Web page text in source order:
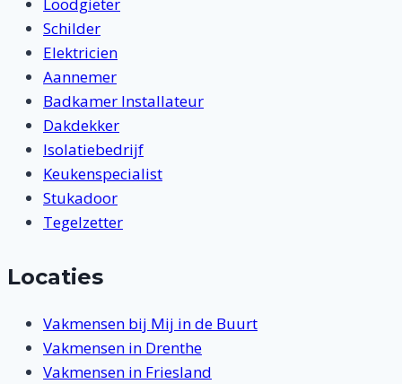
Loodgieter
Schilder
Elektricien
Aannemer
Badkamer Installateur
Dakdekker
Isolatiebedrijf
Keukenspecialist
Stukadoor
Tegelzetter
Locaties
Vakmensen bij Mij in de Buurt
Vakmensen in Drenthe
Vakmensen in Friesland